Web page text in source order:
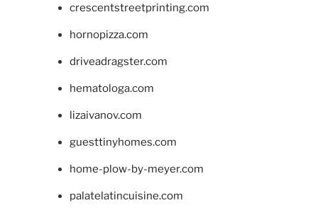
crescentstreetprinting.com
hornopizza.com
driveadragster.com
hematologa.com
lizaivanov.com
guesttinyhomes.com
home-plow-by-meyer.com
palatelatincuisine.com